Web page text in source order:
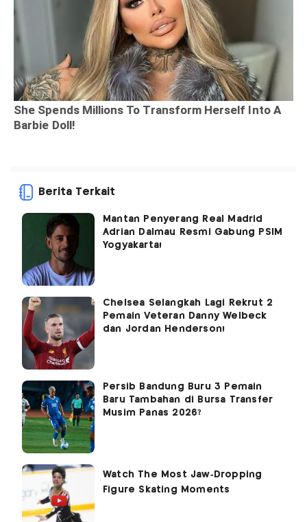
Berita Terkait
Mantan Penyerang Real Madrid
Adrian Dalmau Resmi Gabung PSIM
Yogyakarta!
Chelsea Selangkah Lagi Rekrut 2
Pemain Veteran Danny Welbeck
dan Jordan Henderson!
Persib Bandung Buru 3 Pemain
Baru Tambahan di Bursa Transfer
Musim Panas 2026?